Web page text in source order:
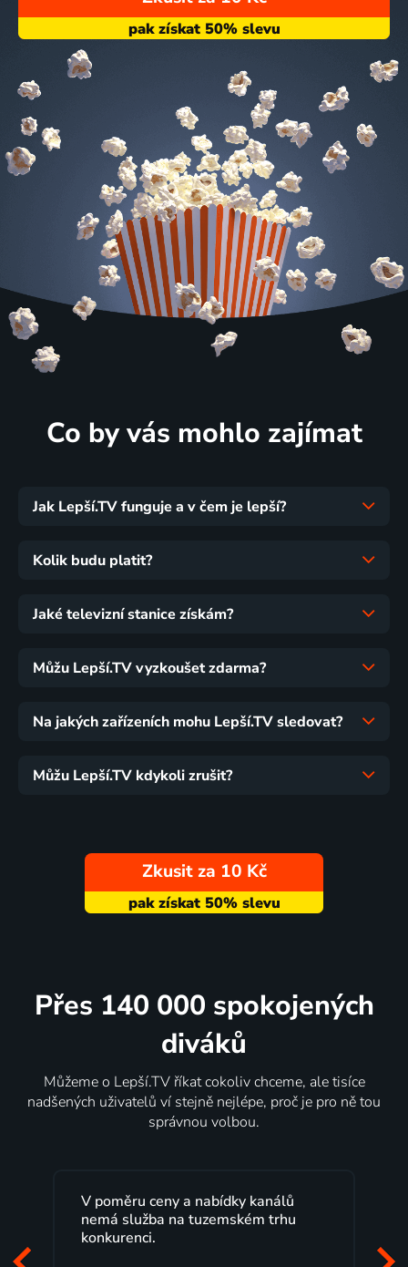
Co by vás mohlo zajímat
Jak Lepší.TV funguje a v čem je lepší?
Kolik budu platit?
Jaké televizní stanice získám?
Můžu Lepší.TV vyzkoušet zdarma?
Na jakých zařízeních mohu Lepší.TV sledovat?
Můžu Lepší.TV kdykoli zrušit?
Zkusit za 10 Kč
Přes 140 000 spokojených
diváků
Můžeme o Lepší.TV říkat cokoliv chceme, ale tisíce
nadšených uživatelů ví stejně nejlépe, proč je pro ně tou
správnou volbou.
V poměru ceny a nabídky kanálů
nemá služba na tuzemském trhu
konkurenci.
začátek